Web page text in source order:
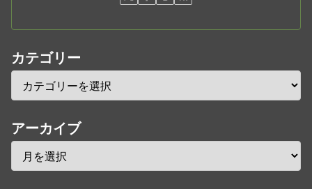
カテゴリー
アーカイブ